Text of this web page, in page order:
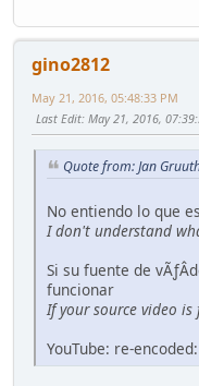
gino2812
May 21, 2016, 05:48:33 PM
Last Edit: May 21, 2016,
Quote from: Jan
No entiendo lo que
I don't understand
Si su fuente de
funcionar
If your source video
YouTube: re-encoded: